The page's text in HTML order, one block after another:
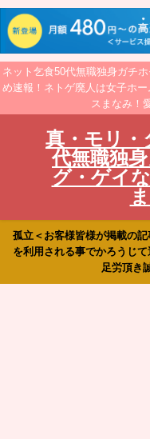
ネット乞食50代無職独身ガチ
め速報！ネトゲ廃人は女子ホ
スまなみ！
真・モリ・
代無職独
グ・ゲイ
孤立＜お客様皆様が掲載の
を利用される事でかろうじ
足労頂き